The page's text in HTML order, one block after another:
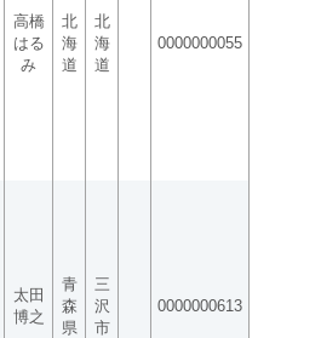
高橋
はる
み
北
海
道
北
海
道
0000000055
太田
博之
青
森
県
三
沢
市
0000000613